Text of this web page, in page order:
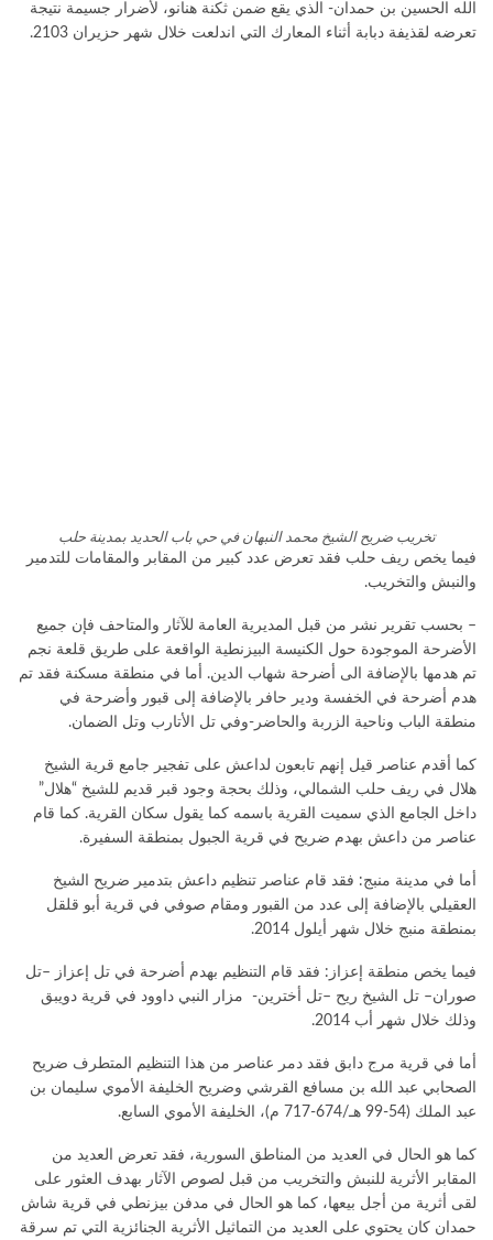
الله الحسين بن حمدان- الذي يقع ضمن ثكنة هنانو، لأضرار جسيمة نتيجة
تعرضه لقذيفة دبابة أثناء المعارك التي اندلعت خلال شهر حزيران 2103.
تخريب ضريح الشيخ محمد النبهان في حي باب الحديد بمدينة حلب
فيما يخص ريف حلب فقد تعرض عدد كبير من المقابر والمقامات للتدمير
والنبش والتخريب.
– بحسب تقرير نشر من قبل المديرية العامة للآثار والمتاحف فإن جميع
الأضرحة الموجودة حول الكنيسة البيزنطية الواقعة على طريق قلعة نجم
تم هدمها بالإضافة الى أضرحة شهاب الدين. أما في منطقة مسكنة فقد تم
هدم أضرحة في الخفسة ودير حافر بالإضافة إلى قبور وأضرحة في
منطقة الباب وناحية الزربة والحاضر-وفي تل الأتارب وتل الضمان.
کما أقدم عناصر قيل إنهم تابعون لداعش على تفجير جامع قرية الشيخ
هلال في ريف حلب الشمالي، وذلك بحجة وجود قبر قديم للشيخ “هلال”
داخل الجامع الذي سميت القرية باسمه كما يقول سكان القرية. كما قام
عناصر من داعش بهدم ضريح في قرية الجبول بمنطقة السفيرة.
أما في مدينة منبج: فقد قام عناصر تنظيم داعش بتدمير ضريح الشيخ
العقيلي بالإضافة إلى عدد من القبور ومقام صوفي في قرية أبو قلقل
بمنطقة منبج خلال شهر أيلول 2014.
فيما يخص منطقة إعزاز: فقد قام التنظيم بهدم أضرحة في تل إعزاز –تل
صوران– تل الشيخ ريح –تل أخترين- مزار النبي داوود في قرية دويبق
وذلك خلال شهر أب 2014.
أما في قرية مرج دابق فقد دمر عناصر من هذا التنظيم المتطرف ضريح
الصحابي عبد الله بن مسافع القرشي وضريح الخليفة الأموي سليمان بن
عبد الملك (54-99 هـ/674-717 م)، الخليفة الأموي السابع.
كما هو الحال في العديد من المناطق السورية، فقد تعرض العديد من
المقابر الأثرية للنبش والتخريب من قبل لصوص الآثار بهدف العثور على
لقى أثرية من أجل بيعها، كما هو الحال في مدفن بيزنطي في قرية شاش
حمدان كان يحتوي على العديد من التماثيل الأثرية الجنائزية التي تم سرقة